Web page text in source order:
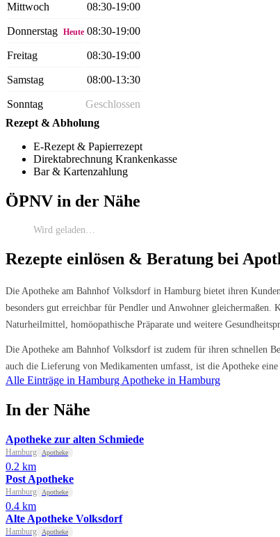
Mittwoch 08:30-19:00
Donnerstag Heute 08:30-19:00
Freitag 08:30-19:00
Samstag 08:00-13:30
Sonntag
Geschlossen
Rezept & Abholung
E-Rezept & Papierrezept
Direktabrechnung Krankenkasse
Bar & Kartenzahlung
ÖPNV in der Nähe
Wird geladen…
Rezepte einlösen & Beratung bei
Die Apotheke am Bahnhof Volksdorf in Hamburg bietet ihren
besonders gut erreichbar für Pendler und Anwohner gleichermaßen.
Naturheilmittel, homöopathische Präparate und weitere
Die Apotheke am Bahnhof Volksdorf ist zudem für ihren schnellen
auch die Lieferung von Medikamenten umfasst, ist die Apotheke
Alle Einträge in Hamburg Apotheke in Hamburg
In der Nähe
Apotheke zur alten Schmiede
Hamburg Apotheke
0.2 km
Post Apotheke
Hamburg Apotheke
0.4 km
Alte Apotheke Volksdorf
Hamburg Apotheke